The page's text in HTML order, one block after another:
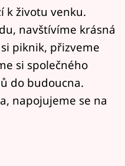
k životu venku.
navštívíme krásná
piknik, přizveme
si společného
do budoucna.
napojujeme se na